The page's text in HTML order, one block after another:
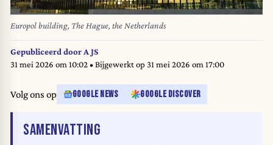
Europol building, The Hague, the Netherlands
Gepubliceerd doorA JS
31 mei 2026 om 10:02• Bijgewerkt op 31 mei 2026 om 17:00
Volg ons op GOOGLE NEWS GOOGLE DISCOVER
SAMENVATTING